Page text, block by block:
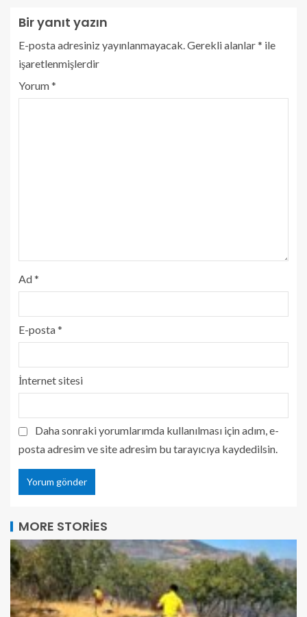
Bir yanıt yazın
E-posta adresiniz yayınlanmayacak. Gerekli alanlar* ile
işaretlenmişlerdir
Yorum*
Ad*
E-posta*
İnternet sitesi
Daha sonraki yorumlarımda kullanılması için adım, e-
posta adresim ve site adresim bu tarayıcıya kaydedilsin.
MORE STORIES